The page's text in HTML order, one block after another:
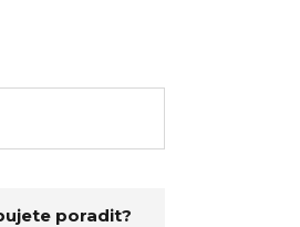
poradit?